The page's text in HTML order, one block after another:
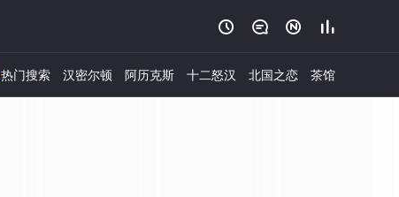
   
热门搜索 汉密尔顿 阿历克斯 十二怒汉 北国之恋 茶馆